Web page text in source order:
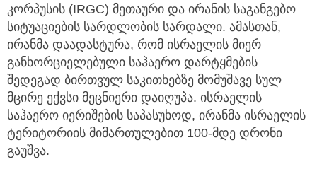
კორპუსის (IRGC) მეთაური და ირანის საგანგებო
სიტუაციების სარდლობის სარდალი. ამასთან,
ირანმა დაადასტურა, რომ ისრაელის მიერ
განხორციელებული საჰაერო დარტყმების
შედეგად ბირთვულ საკითხებზე მომუშავე სულ
მცირე ექვსი მეცნიერი დაიღუპა. ისრაელის
საჰაერო იერიშების საპასუხოდ, ირანმა ისრაელის
ტერიტორიის მიმართულებით 100-მდე დრონი
გაუშვა.